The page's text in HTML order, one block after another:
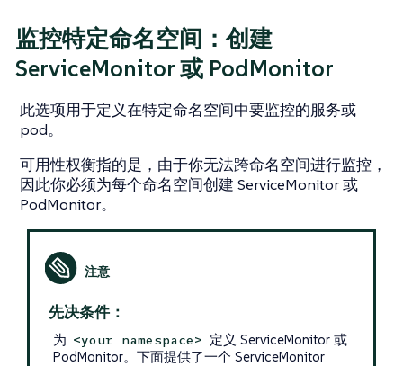
监控特定命名空间：创建
ServiceMonitor 或 PodMonitor
此选项用于定义在特定命名空间中要监控的服务或
pod。
可用性权衡指的是，由于你无法跨命名空间进行监控，
因此你必须为每个命名空间创建 ServiceMonitor 或
PodMonitor。
先决条件：
为 <your namespace> 定义 ServiceMonitor 或
PodMonitor。下面提供了一个 ServiceMonitor